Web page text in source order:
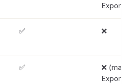
Export)
✅ ❌
✅
❌
Export)